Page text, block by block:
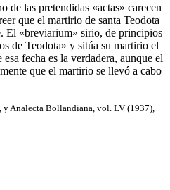
de las pretendidas «actas» carecen
que el martirio de santa Teodota
El «breviarium» sirio, de principios
de Teodota» y sitúa su martirio el
fecha es la verdadera, aunque el
que el martirio se llevó a cabo
y Analecta Bollandiana, vol. LV (1937),